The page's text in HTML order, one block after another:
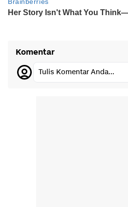
Komentar
Tulis Komentar Anda...